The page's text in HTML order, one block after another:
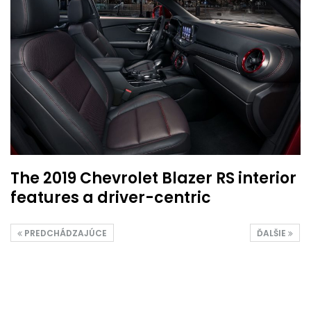
The 2019 Chevrolet Blazer RS interior
features a driver-centric
ĎALŠIE
PREDCHÁDZAJÚCE